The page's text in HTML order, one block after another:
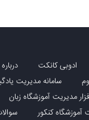
ادوبی کانکت
سامانه مدیریت
مدیریت آموزشگاه زبان
آموزشگاه کنکور